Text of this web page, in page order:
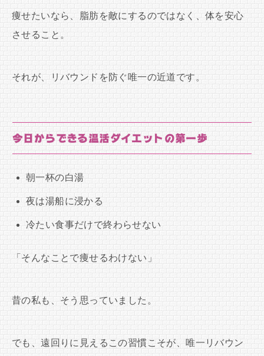
痩せたいなら、脂肪を敵にするのではなく、体を安心
させること。
それが、リバウンドを防ぐ唯一の近道です。
今日からできる温活ダイエットの第一歩
朝一杯の白湯
夜は湯船に浸かる
冷たい食事だけで終わらせない
「そんなことで痩せるわけない」
昔の私も、そう思っていました。
でも、遠回りに見えるこの習慣こそが、唯一リバウン